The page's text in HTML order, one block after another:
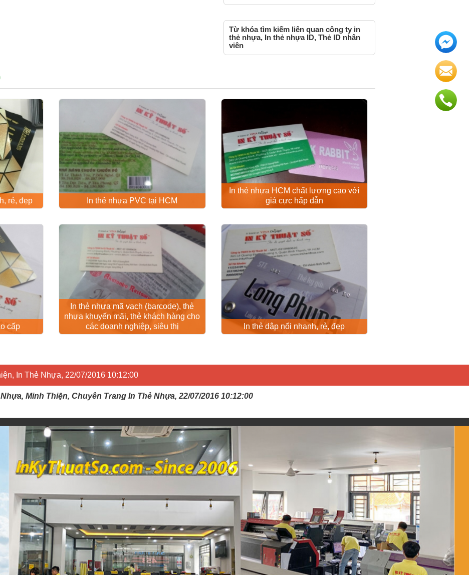
Từ khóa tìm kiếm liên quan công ty in
thẻ nhựa, In thẻ nhựa ID, Thẻ ID nhân
viên
rẻ, đẹp In thẻ nhựa PVC tại HCM
In thẻ nhựa HCM chất lượng cao với
giá cực hấp dẫn
cấp
In thẻ nhựa mã vạch (barcode), thẻ
nhựa khuyến mãi, thẻ khách hàng cho
các doanh nghiệp, siêu thị
In thẻ dập nổi nhanh, rẻ, đẹp
In Thẻ Nhựa, 22/07/2016 10:12:00
Minh Thiện, Chuyên Trang In Thẻ Nhựa, 22/07/2016 10:12:00